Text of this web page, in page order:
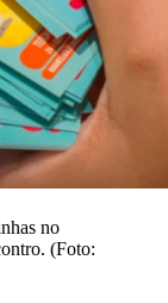
no
(Foto: